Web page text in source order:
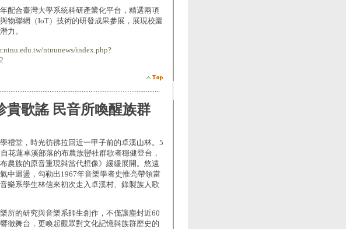
配合臺灣大學系統科研產業化平台，精選兩項
物聯網（IoT）技術的研發成果參展，展現校園
力。
ntnunews/index.php?
貴歌謠 民音所喚醒族群
禮堂，時光彷彿拉回近一甲子前的卓溪山林。5
花蓮卓溪部落的布農族巒社群歌者穩健登台，
農族的原音重現與當代想像》緩緩展開。悠遠
中迴盪，勾勒出1967年音樂學者史惟亮帶領當
樂系學生林信來初次走入卓溪村、錄製族人歌
所的研究與音樂系師生創作，不僅讓塵封近60
徹舞台，更喚起觀眾對文化記憶與族群歷史的